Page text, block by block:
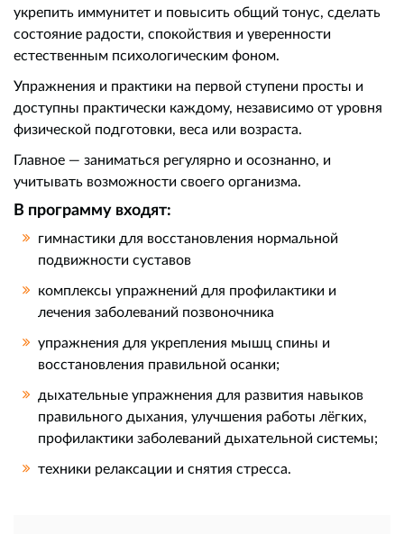
укрепить иммунитет и повысить общий тонус, сделать
состояние радости, спокойствия и уверенности
естественным психологическим фоном.
Упражнения и практики на первой ступени просты и
доступны практически каждому, независимо от уровня
физической подготовки, веса или возраста.
Главное — заниматься регулярно и осознанно, и
учитывать возможности своего организма.
В программу входят:
гимнастики для восстановления нормальной
подвижности суставов
комплексы упражнений для профилактики и
лечения заболеваний позвоночника
упражнения для укрепления мышц спины и
восстановления правильной осанки;
дыхательные упражнения для развития навыков
правильного дыхания, улучшения работы лёгких,
профилактики заболеваний дыхательной системы;
техники релаксации и снятия стресса.